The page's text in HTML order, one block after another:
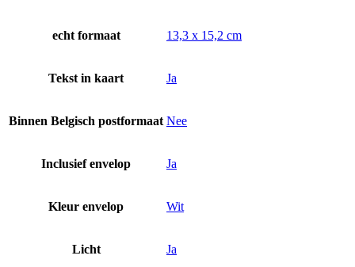
echt formaat 13,3 x 15,2 cm
Tekst in kaart Ja
Binnen Belgisch postformaat Nee
Inclusief envelop Ja
Kleur envelop Wit
Licht Ja